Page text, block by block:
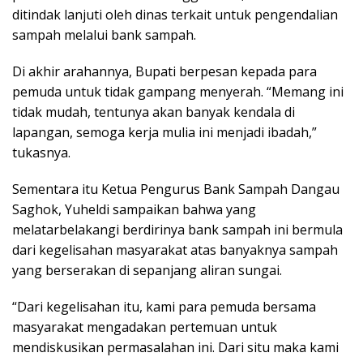
ditindak lanjuti oleh dinas terkait untuk pengendalian
sampah melalui bank sampah.
Di akhir arahannya, Bupati berpesan kepada para
pemuda untuk tidak gampang menyerah. “Memang ini
tidak mudah, tentunya akan banyak kendala di
lapangan, semoga kerja mulia ini menjadi ibadah,”
tukasnya.
Sementara itu Ketua Pengurus Bank Sampah Dangau
Saghok, Yuheldi sampaikan bahwa yang
melatarbelakangi berdirinya bank sampah ini bermula
dari kegelisahan masyarakat atas banyaknya sampah
yang berserakan di sepanjang aliran sungai.
“Dari kegelisahan itu, kami para pemuda bersama
masyarakat mengadakan pertemuan untuk
mendiskusikan permasalahan ini. Dari situ maka kami